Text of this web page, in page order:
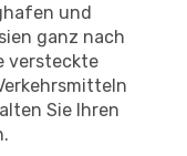
und
ganz nach
versteckte
Sie Ihren